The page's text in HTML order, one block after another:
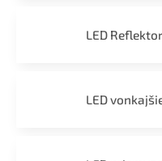
LED
LED